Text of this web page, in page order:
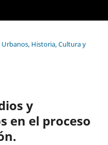
Urbanos, Historia, Cultura y
y
en el proceso